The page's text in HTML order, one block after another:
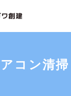
コン清掃